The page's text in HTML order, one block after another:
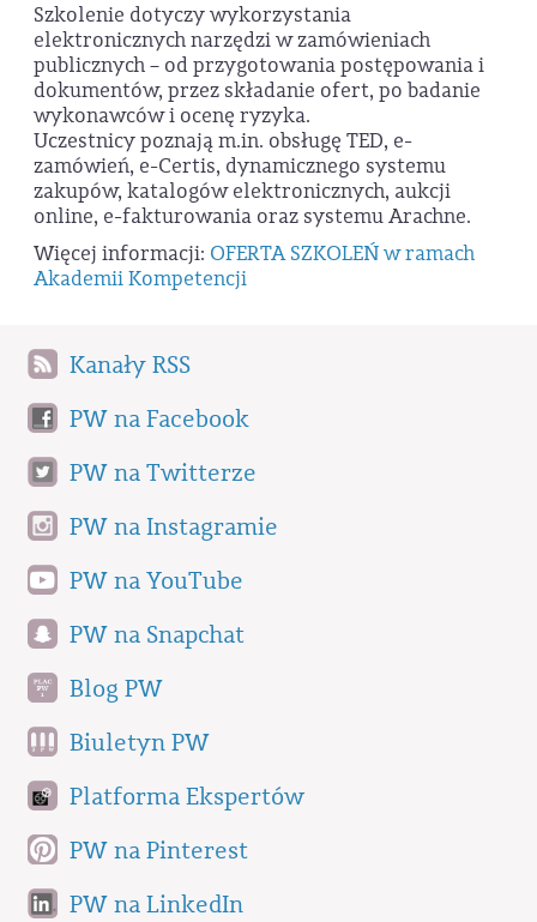
Szkolenie dotyczy wykorzystania
elektronicznych narzędzi w zamówieniach
publicznych – od przygotowania postępowania i
dokumentów, przez składanie ofert, po badanie
wykonawców i ocenę ryzyka.
Uczestnicy poznają m.in. obsługę TED, e-
zamówień, e-Certis, dynamicznego systemu
zakupów, katalogów elektronicznych, aukcji
online, e-fakturowania oraz systemu Arachne.
Więcej informacji: OFERTA SZKOLEŃ w ramach
Akademii Kompetencji
Kanały RSS
PW na Facebook
PW na Twitterze
PW na Instagramie
PW na YouTube
PW na Snapchat
Blog PW
Biuletyn PW
Platforma Ekspertów
PW na Pinterest
PW na LinkedIn